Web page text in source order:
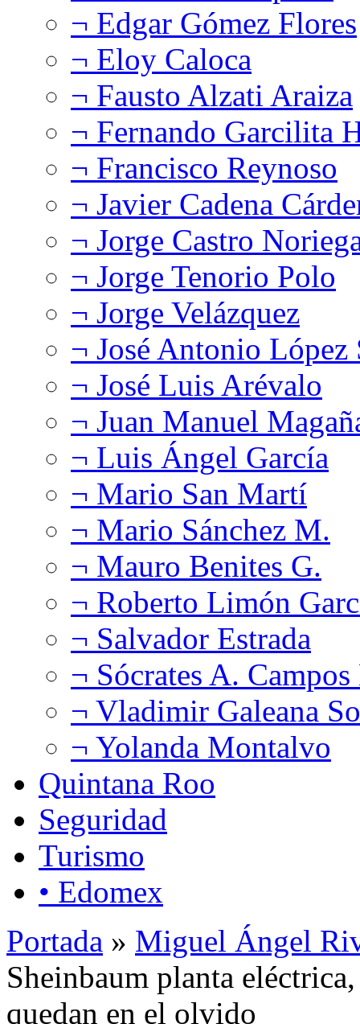
¬ Edgar Gómez Flores
¬ Eloy Caloca
¬ Fausto Alzati Araiza
¬ Fernando Garcilita
¬ Francisco Reynoso
¬ Javier Cadena
¬ Jorge Castro
¬ Jorge Tenorio Polo
¬ Jorge Velázquez
¬ José Antonio López
¬ José Luis Arévalo
¬ Juan Manuel
¬ Luis Ángel García
¬ Mario San Martí
¬ Mario Sánchez M.
¬ Mauro Benites G.
¬ Roberto Limón
¬ Salvador Estrada
¬ Sócrates A.
¬ Vladimir Galeana
¬ Yolanda Montalvo
Quintana Roo
Seguridad
Turismo
• Edomex
Portada » Miguel Ángel
Sheinbaum planta
quedan en el olvido